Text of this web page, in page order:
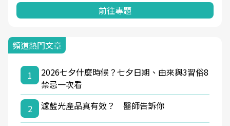
前往專題
頻道熱門文章
1
2026七夕什麼時候？七夕日期、由來與3習俗8
禁忌一次看
2
濾藍光產品真有效？ 醫師告訴你